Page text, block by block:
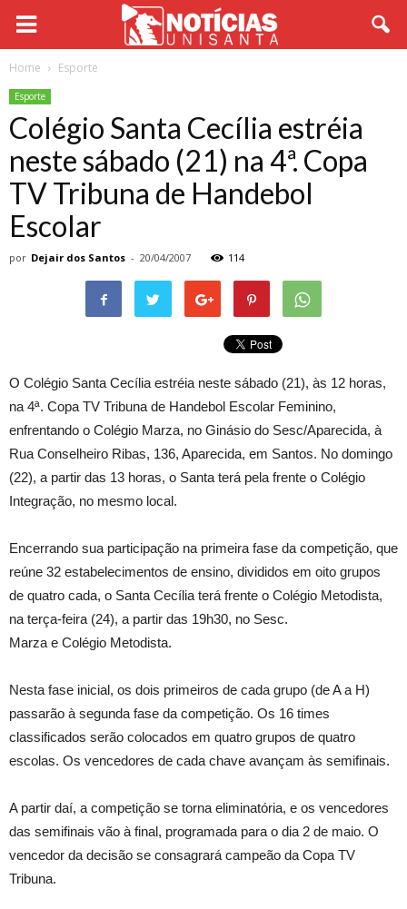
Home Esporte
Esporte
Colégio Santa Cecília estréia
neste sábado (21) na 4ª. Copa
TV Tribuna de Handebol
Escolar
por Dejair dos Santos - 20/04/2007 114
O Colégio Santa Cecília estréia neste sábado (21), às 12 horas,
na 4ª. Copa TV Tribuna de Handebol Escolar Feminino,
enfrentando o Colégio Marza, no Ginásio do Sesc/Aparecida, à
Rua Conselheiro Ribas, 136, Aparecida, em Santos. No domingo
(22), a partir das 13 horas, o Santa terá pela frente o Colégio
Integração, no mesmo local.
Encerrando sua participação na primeira fase da competição, que
reúne 32 estabelecimentos de ensino, divididos em oito grupos
de quatro cada, o Santa Cecília terá frente o Colégio Metodista,
na terça-feira (24), a partir das 19h30, no Sesc.
Marza e Colégio Metodista.
Nesta fase inicial, os dois primeiros de cada grupo (de A a H)
passarão à segunda fase da competição. Os 16 times
classificados serão colocados em quatro grupos de quatro
escolas. Os vencedores de cada chave avançam às semifinais.
A partir daí, a competição se torna eliminatória, e os vencedores
das semifinais vão à final, programada para o dia 2 de maio. O
vencedor da decisão se consagrará campeão da Copa TV
Tribuna.